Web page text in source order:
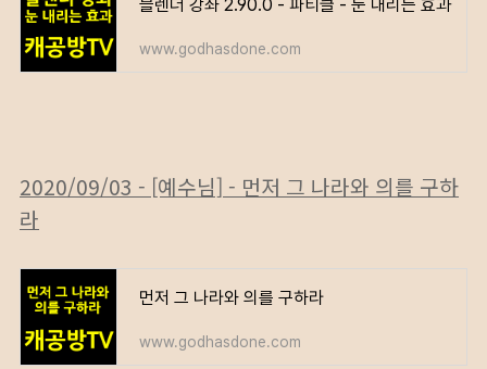
블렌더 강좌 2.90.0 - 파티클 - 눈 내리는 효과
www.godhasdone.com
2020/09/03 - [예수님] - 먼저 그 나라와 의를 구하
라
먼저 그 나라와 의를 구하라
www.godhasdone.com